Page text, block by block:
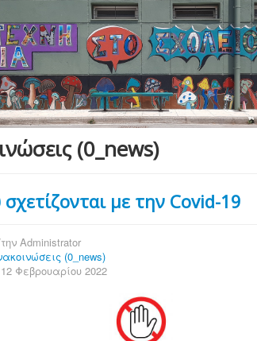
(0_news)
με την Covid-19
Administrator
(0_news)
Φεβρουαρίου 2022